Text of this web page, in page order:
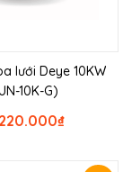
lưới Deye 10KW
10K-G)
₫